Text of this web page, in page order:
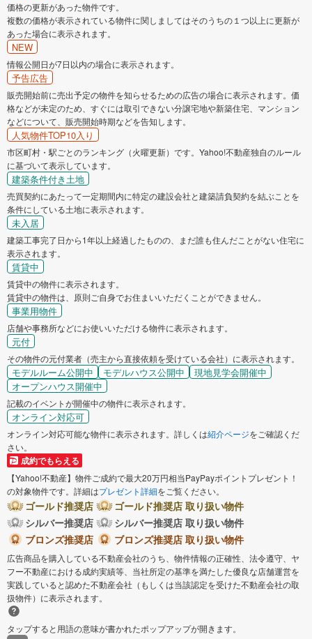
価格の更新があった物件です。
複数の価格が表示されている物件に関しましてはそのうちの１つ以上に更新が
あった場合に表示されます。
NEW
情報公開日が7日以内の場合に表示されます。
予告広告
販売開始前に売出予定の物件を知らせるための広告の場合に表示されます。価
格などが未定のため、すぐには取引できない分譲宅地や新築住宅、マンション
などについて、販売開始時期などを告知します。
人気物件TOP10入り
市区町村・駅ごとのランキング（火曜更新）です。Yahoo!不動産独自のルール
に基づいて表示しています。
建築条件付き土地
売買契約にあたって一定期間内に特定の建設会社と建築請負契約を結ぶことを
条件にしている土地に表示されます。
未入居
建築工事完了日から1年以上経過したものの、まだ誰も住んだことがない住宅に
表示されます。
賃貸中
賃貸中の物件に表示されます。
賃貸中の物件は、原則ご自身でお住まいいただくことができません。
事業用物件
店舗や事務所などにお使いいただける物件に表示されます。
元付
その物件の元付業者（売主から直接依頼を受けている会社）に表示されます。
モデルルーム公開中 モデルハウス公開中
現地見学会開催中
オープンハウス開催中
記載のイベントが開催中の物件に表示されます。
オンライン対応可
オンライン対応可能な物件に表示されます。詳しくは紹介ページをご確認くだ
さい。
成約でもらえる
【Yahoo!不動産】物件ご成約で最大20万円相当PayPayポイントプレゼント！
の対象物件です。詳細はプレゼント詳細をご覧ください。
ゴールド推奨店
ゴールド推奨店 取り扱い物件
シルバー推奨店
シルバー推奨店 取り扱い物件
ブロンズ推奨店
ブロンズ推奨店 取り扱い物件
広告商品を購入している不動産会社のうち、物件情報の正確性、法令遵守、ヤ
フー不動産における成約実績等、当社所定の基準を満たした優良な店舗運営を
実践していると認めた不動産会社（もしくは当該認定を受けた不動産会社の取
扱物件）に表示されます。
タップすると用語の意味が書かれたポップアップが開きます。